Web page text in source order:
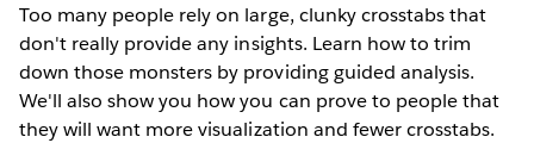
Too many people rely on large, clunky crosstabs that
don't really provide any insights. Learn how to trim
down those monsters by providing guided analysis.
We'll also show you how you can prove to people that
they will want more visualization and fewer crosstabs.